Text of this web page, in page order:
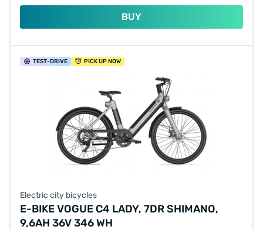
BUY
TEST-DRIVE PICK UP NOW
Electric city bicycles
E-BIKE VOGUE C4 LADY, 7DR SHIMANO,
9,6AH 36V 346 WH